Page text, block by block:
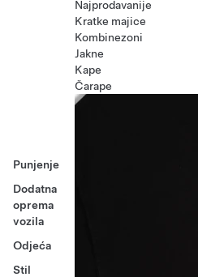
Punjenje
Dodatna
oprema
vozila
Odjeća
Stil
Najprodavanije
Kratke majice
Kombinezoni
Jakne
Kape
Čarape